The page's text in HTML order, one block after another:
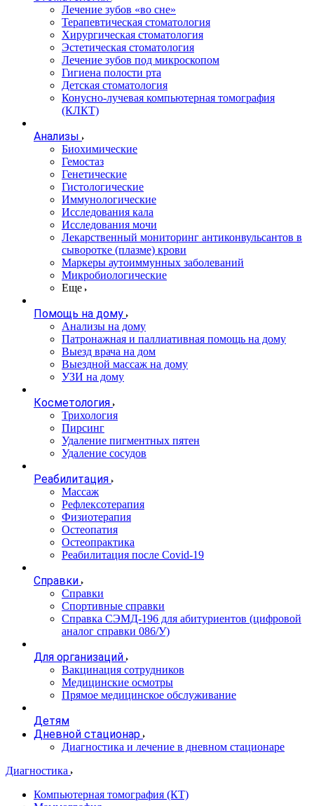
Лечение зубов «во сне»
Терапевтическая стоматология
Хирургическая стоматология
Эстетическая стоматология
Лечение зубов под микроскопом
Гигиена полости рта
Детская стоматология
Конусно-лучевая компьютерная томография
(КЛКТ)
Анализы
Биохимические
Гемостаз
Генетические
Гистологические
Иммунологические
Исследования кала
Исследования мочи
Лекарственный мониторинг антиконвульсантов в
сыворотке (плазме) крови
Маркеры аутоиммунных заболеваний
Микробиологические
Еще
Помощь на дому
Анализы на дому
Патронажная и паллиативная помощь на дому
Выезд врача на дом
Выездной массаж на дому
УЗИ на дому
Косметология
Трихология
Пирсинг
Удаление пигментных пятен
Удаление сосудов
Реабилитация
Массаж
Рефлексотерапия
Физиотерапия
Остеопатия
Остеопрактика
Реабилитация после Covid-19
Справки
Справки
Спортивные справки
Справка СЭМД‑196 для абитуриентов (цифровой
аналог справки 086/У)
Для организаций
Вакцинация сотрудников
Медицинские осмотры
Прямое медицинское обслуживание
Детям
Дневной стационар
Диагностика и лечение в дневном стационаре
Диагностика
Компьютерная томография (КТ)